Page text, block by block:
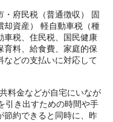
府民税（普通徴収） 固
却資産） 軽自動車税（種
車税、住民税、国民健康
育料、給食費、家庭的保
などの支払いに対応して
料金などが自宅にいなが
引き出すための時間や手
節約できると同時に、昨